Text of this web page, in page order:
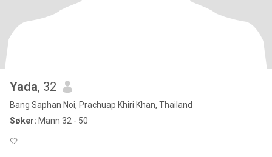
Yada, 32
Bang Saphan Noi, Prachuap Khiri Khan, Thailand
Søker: Mann 32 - 50
🤍